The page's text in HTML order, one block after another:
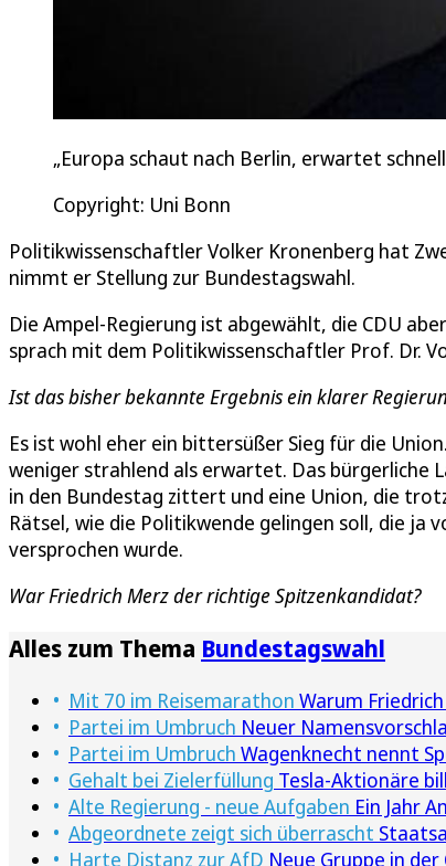
„Europa schaut nach Berlin, erwartet
Copyright: Uni Bonn
Politikwissenschaftler Volker Kronenberg hat
nimmt er Stellung zur Bundestagswahl.
Die Ampel-Regierung ist abgewählt, die CDU
sprach mit dem Politikwissenschaftler Prof. Dr.
Ist das bisher bekannte Ergebnis ein klarer
Es ist wohl eher ein bittersüßer Sieg für die
weniger strahlend als erwartet. Das bürgerliche
in den Bundestag zittert und eine Union, die
Rätsel, wie die Politikwende gelingen soll, die ja
versprochen wurde.
War Friedrich Merz der richtige Spitzenkandidat?
Alles zum Thema Bundestagswahl
Mit 70 im Reisemarathon Warum
Partei im Umbruch Neuer
Partei im Umbruch Wagenknecht nennt
Gehalt bei Zielerfüllung Tesla-Aktionäre
Alte Regierung - neue Aufgaben Ein Jahr
Abgeordnete zeigt sich überrascht
Harte Distanz zur AfD Neue Gruppe in